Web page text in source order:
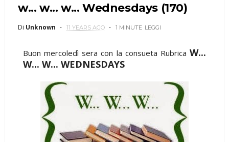
w... w... w... Wednesdays (170)
Di Unknown 11 YEARS AGO 1 MINUTE LEGGI
Buon mercoledì sera con la consueta RubricaW...
W... W... WEDNESDAYS